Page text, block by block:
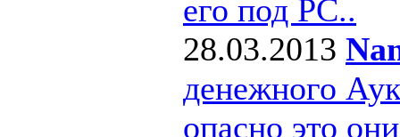
его под РС..
28.03.2013
денежного
опасно это